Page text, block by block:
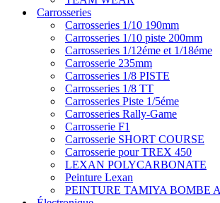
Carrosseries
Carrosseries 1/10 190mm
Carrosseries 1/10 piste 200mm
Carrosseries 1/12éme et 1/18éme
Carrosserie 235mm
Carrosseries 1/8 PISTE
Carrosseries 1/8 TT
Carrosseries Piste 1/5éme
Carrosseries Rally-Game
Carrosserie F1
Carrosserie SHORT COURSE
Carrosserie pour TREX 450
LEXAN POLYCARBONATE
Peinture Lexan
PEINTURE TAMIYA BOMBE